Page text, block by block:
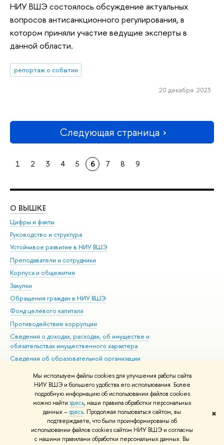
Мы используем файлы cookies для улучшения работы сайта
НИУ ВШЭ и большего удобства его использования. Более
подробную информацию об использовании файлов cookies
можно найти здесь, наши правила обработки персональных
данных –здесь. Продолжая пользоваться сайтом, вы
подтверждаете, что были проинформированы об
использовании файлов cookies сайтом НИУ ВШЭ и согласны
с нашими правилами обработки персональных данных. Вы
✖
НИУ ВШЭ состоялось обсуждение актуальных
вопросов антисанкционного регулирования, в
котором приняли участие ведущие эксперты в
данной области.
репортаж о событии
20 декабря 2023
Следующая страница
1 2 3 4 5 6 7 8 9
О ВЫШКЕ
Цифры и факты
Руководство и структура
Устойчивое развитие в НИУ ВШЭ
Преподаватели и сотрудники
Корпуса и общежития
Закупки
Обращения граждан в НИУ ВШЭ
Фонд целевого капитала
Противодействие коррупции
Сведения о доходах, расходах, об имуществе и
обязательствах имущественного характера
Сведения об образовательной организации
Людям с ограниченными возможностями здоровья
Единая платежная страница
Работа в Вышке
© НИУ ВШЭ 1993–2026 Адреса и контакты Условия использования
материалов Политика конфиденциальности Карта сайта